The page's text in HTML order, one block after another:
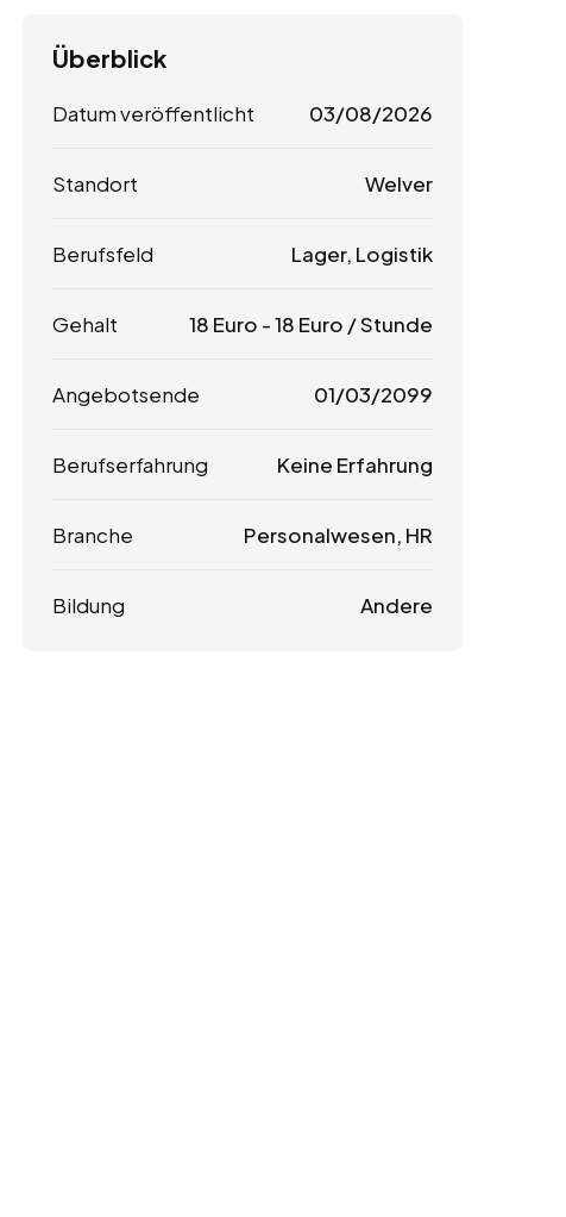
Überblick
Datum veröffentlicht 03/08/2026
Standort Welver
Berufsfeld Lager, Logistik
Gehalt 18 Euro -18 Euro / Stunde
Angebotsende 01/03/2099
Berufserfahrung Keine Erfahrung
Branche Personalwesen, HR
Bildung Andere